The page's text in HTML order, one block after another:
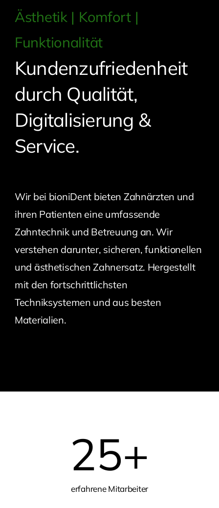
Ästhetik | Komfort |
Funktionalität
Kundenzufriedenheit
durch Qualität,
Digitalisierung &
Service.
Wir bei bioniDent bieten Zahnärzten und
ihren Patienten eine umfassende
Zahntechnik und Betreuung an. Wir
verstehen darunter, sicheren, funktionellen
und ästhetischen Zahnersatz. Hergestellt
mit den fortschrittlichsten
Techniksystemen und aus besten
Materialien.
25+
erfahrene Mitarbeiter